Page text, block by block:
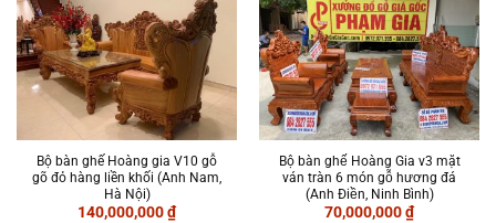
Bộ bàn ghế Hoàng gia V10 gỗ
gõ đỏ hàng liền khối (Anh Nam,
Hà Nội)
140,000,000₫
Bộ bàn ghế Hoàng Gia v3 mặt
ván tràn 6 món gỗ hương đá
(Anh Điền, Ninh Bình)
70,000,000₫